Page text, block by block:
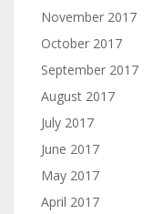
November 2017
October 2017
September 2017
August 2017
July 2017
June 2017
May 2017
April 2017